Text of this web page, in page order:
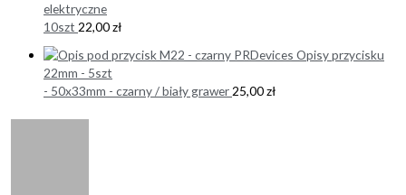
elektryczne
10szt 22,00zł
Opisy przycisku
22mm - 5szt
- 50x33mm - czarny / biały grawer 25,00zł